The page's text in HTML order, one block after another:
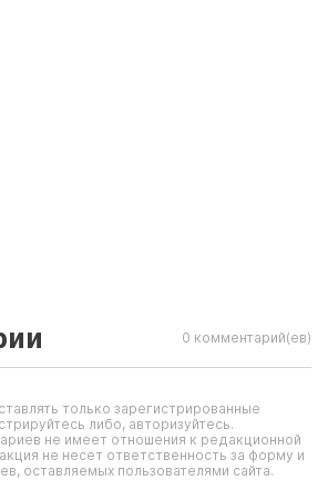
0 комментарий(ев)
только зарегистрированные
либо, авторизуйтесь.
не имеет отношения к редакционной
не несет ответственность за форму и
оставляемых пользователями сайта.